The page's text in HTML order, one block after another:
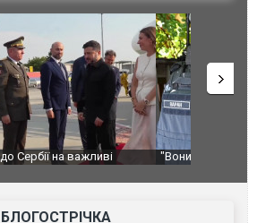
самі хочуть воювати, бо дурні": у
про українських захисників.
В
порт: над
ВІДЕО
БЛОГОСТРІЧКА